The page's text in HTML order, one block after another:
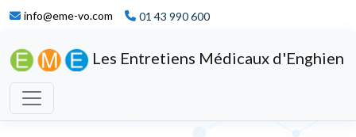
info@eme-vo.com 01 43 990 600
Les Entretiens Médicaux d'Enghien